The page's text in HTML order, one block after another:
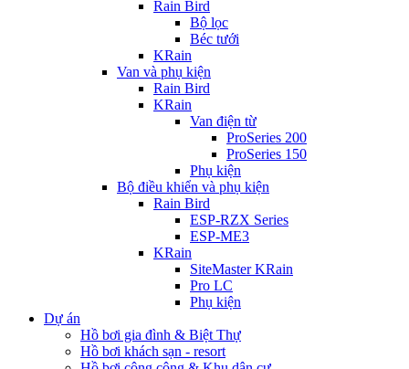
Rain Bird
Bộ lọc
Béc tưới
KRain
Van và phụ kiện
Rain Bird
KRain
Van điện từ
ProSeries 200
ProSeries 150
Phụ kiện
Bộ điều khiển và phụ kiện
Rain Bird
ESP-RZX Series
ESP-ME3
KRain
SiteMaster KRain
Pro LC
Phụ kiện
Dự án
Hồ bơi gia đình & Biệt Thự
Hồ bơi khách sạn - resort